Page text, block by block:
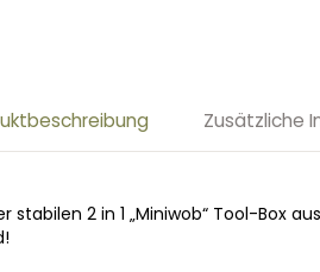
Zusätzliche
stabilen 2 in 1 „Miniwob“ Tool-Box